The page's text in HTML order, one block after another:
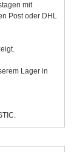
mit
Post oder DHL
Lager in